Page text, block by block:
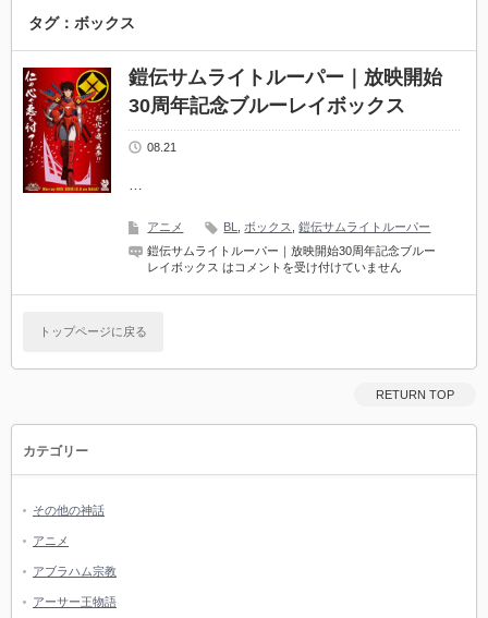
タグ：ボックス
鎧伝サムライトルーパー｜放映開始
30周年記念ブルーレイボックス
08.21
…
アニメ BL ボックス ,鎧伝サムライトルーパー
鎧伝サムライトルーパー｜放映開始30周年記念ブルー
レイボックス は コメントを受け付けていません
トップページに戻る
RETURN TOP
カテゴリー
その他の神話
アニメ
アブラハム宗教
アーサー王物語